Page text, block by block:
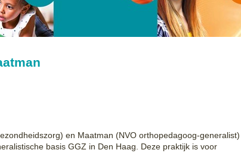
en Maatman (NVO orthopedagoog-generalist)
basis GGZ in Den Haag. Deze praktijk is voor